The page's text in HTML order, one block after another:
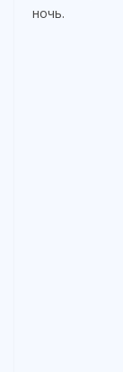
ночь.